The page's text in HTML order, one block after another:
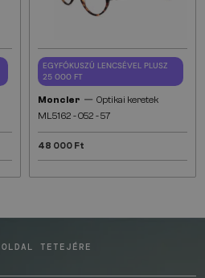
EGYFÓKUSZÚ LENCSÉVEL PLUSZ
25 000 FT
Moncler — Optikai keretek
ML5162 - 052 - 57
48 000 Ft
TETEJÉRE